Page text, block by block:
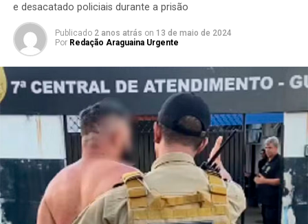
e desacatado policiais durante a prisão
Publicado 2 anos atrás on 13 de maio de 2024
Por Redação Araguaina Urgente